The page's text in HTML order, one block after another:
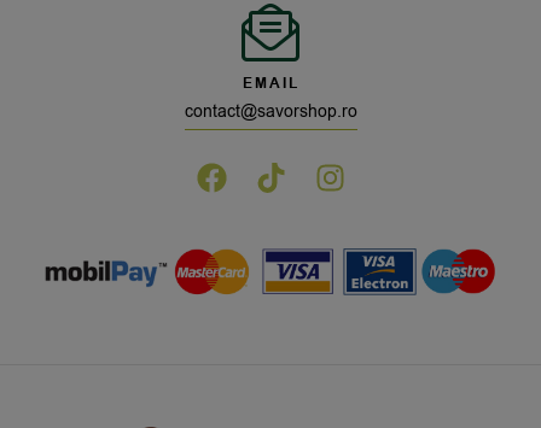
EMAIL
contact@savorshop.ro